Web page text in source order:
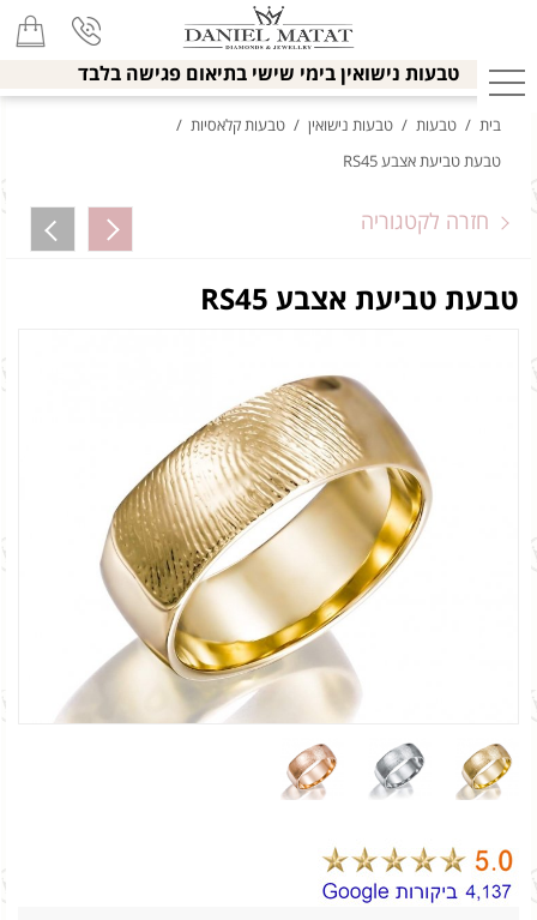
טבעות נישואין בימי שישי בתיאום פגישה בלבד
בית / טבעות / טבעות נישואין / טבעות קלאסיות /
טבעת טביעת אצבע RS45
חזרה לקטגוריה
טבעת טביעת אצבע RS45